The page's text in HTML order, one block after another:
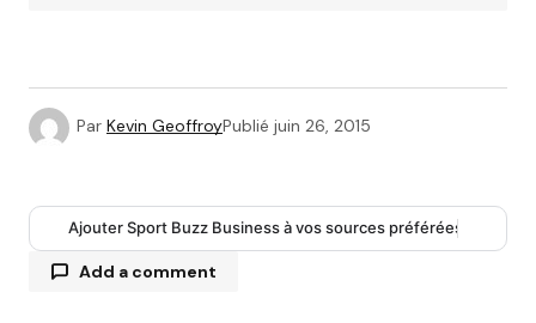
Par Kevin GeoffroyPublié juin 26, 2015
Ajouter Sport Buzz Business à vos sources préférées
Add a comment